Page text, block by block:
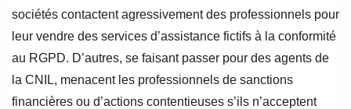
sociétés contactent agressivement des professionnels pour
leur vendre des services d’assistance fictifs à la conformité
au RGPD. D’autres, se faisant passer pour des agents de
la CNIL, menacent les professionnels de sanctions
financières ou d’actions contentieuses s’ils n’acceptent